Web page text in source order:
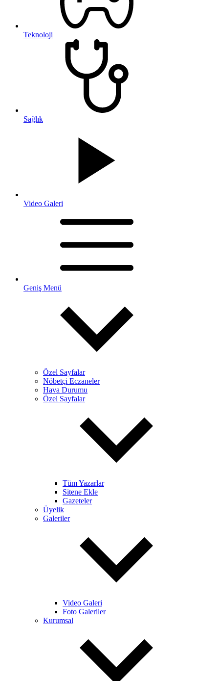
Teknoloji
Sağlık
Video Galeri
Geniş Menü
Özel Sayfalar
Nöbetçi Eczaneler
Hava Durumu
Özel Sayfalar
Tüm Yazarlar
Sitene Ekle
Gazeteler
Üyelik
Galeriler
Video Galeri
Foto Galeriler
Kurumsal